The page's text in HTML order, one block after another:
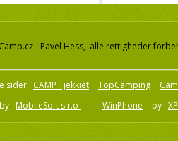
- Pavel Hess, alle rettigheder
sider: CAMP Tjekkiet TopCamping
by MobileSoft s.r.o WinPhone by